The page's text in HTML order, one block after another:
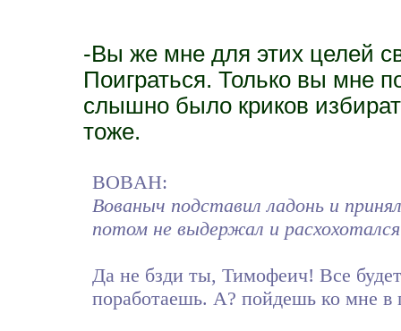
-Вы же мне для этих целей
Поиграться. Только вы мне
слышно было криков
тоже.
BOBAH:
Вованыч подставил ладонь и
потом не выдержал и
Да не бзди ты, Тимофеич! Все
поработаешь. А? пойдешь ко мне в